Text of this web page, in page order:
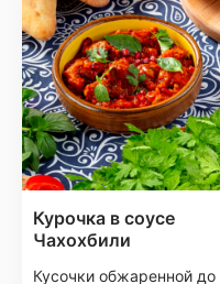
Курочка в соусе
Чахохбили
Кусочки обжаренной до